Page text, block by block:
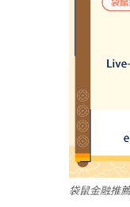
袋鼠金融推